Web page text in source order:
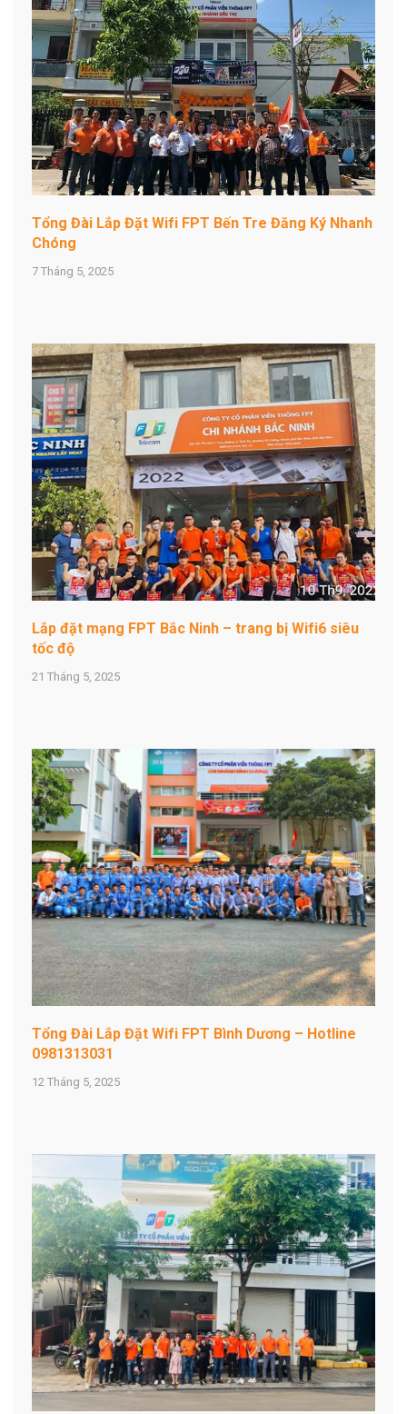
Tổng Đài Lắp Đặt Wifi FPT Bến Tre Đăng Ký Nhanh
Chóng
7 Tháng 5, 2025
Lắp đặt mạng FPT Bắc Ninh – trang bị Wifi6 siêu
tốc độ
21 Tháng 5, 2025
Tổng Đài Lắp Đặt Wifi FPT Bình Dương – Hotline
0981313031
12 Tháng 5, 2025